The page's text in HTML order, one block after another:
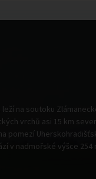
leží na soutoku
vrchů asi 15 km
pomezí
v nadmořské výšce 254